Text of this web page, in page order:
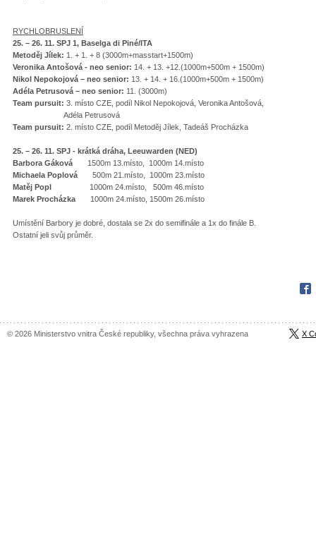
RYCHLOBRUSLENÍ
25. – 26. 11. SPJ 1, Baselga di Piné/ITA
Metoděj Jílek: 1. + 1. + 8 (3000m+masstart+1500m)
Veronika Antošová - neo senior: 14. + 13. +12.(1000m+500m + 1500m)
Nikol Nepokojová – neo senior: 13. + 14. + 16.(1000m+500m + 1500m)
Adéla Petrusová – neo senior: 11. (3000m)
Team pursuit: 3. místo CZE, podíl Nikol Nepokojová, Veronika Antošová,
Adéla Petrusová
Team pursuit: 2. místo CZE, podíl Metoděj Jílek, Tadeáš Procházka
25. – 26. 11. SPJ - krátká dráha, Leeuwarden (NED)
Barbora Gáková 1500m 13.místo, 1000m 14.místo
Michaela Poplová 500m 21.místo, 1000m 23.místo
Matěj Popl 1000m 24.místo, 500m 46.místo
Marek Procházka 1000m 24.místo, 1500m 26.místo
Umístění Barbory je dobré, dostala se 2x do semifinále a 1x do finále B.
Ostatní jeli svůj průměr.
© 2026 Ministerstvo vnitra České republiky, všechna práva vyhrazena X